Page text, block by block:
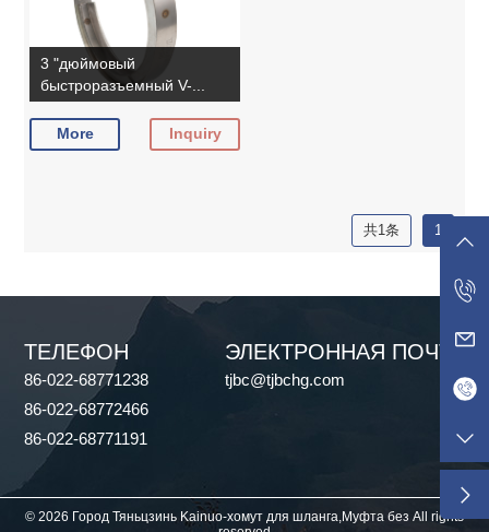
3 "дюймовый
быстроразъемный V-...
More Inquiry
共1条 1
ТЕЛЕФОН
86-022-68771238
86-022-68772466
86-022-68771191
ЭЛЕКТРОННАЯ ПОЧТА
tjbc@tjbchg.com
© 2026 Город Тяньцзинь Kainuo-хомут для шланга,Муфта без All rights